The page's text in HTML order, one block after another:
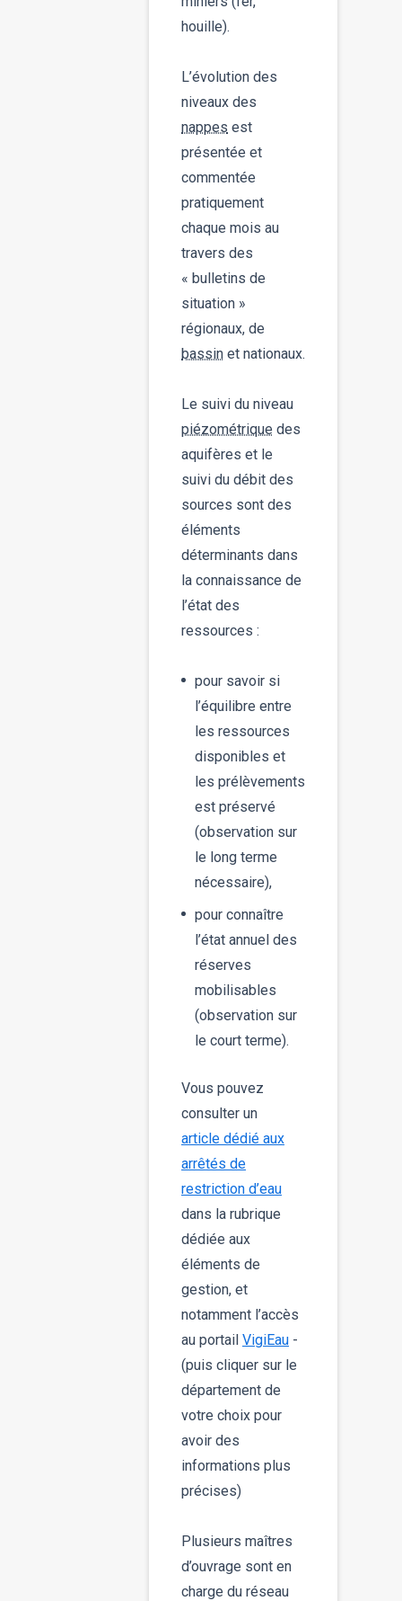
houille).
L’évolution des
niveaux des
nappes est
présentée et
commentée
pratiquement
chaque mois au
travers des
« bulletins de
situation »
régionaux, de
bassin et nationaux.
Le suivi du niveau
piézométrique des
aquifères et le
suivi du débit des
sources sont des
éléments
déterminants dans
la connaissance de
l’état des
ressources :
pour savoir si
l’équilibre entre
les ressources
disponibles et
les prélèvements
est préservé
(observation sur
le long terme
nécessaire),
pour connaître
l’état annuel des
réserves
mobilisables
(observation sur
le court terme).
Vous pouvez
consulter un
article dédié aux
arrêtés de
restriction d’eau
dans la rubrique
dédiée aux
éléments de
gestion, et
notamment l’accès
au portail VigiEau -
(puis cliquer sur le
département de
votre choix pour
avoir des
informations plus
précises)
Plusieurs maîtres
d’ouvrage sont en
charge du réseau